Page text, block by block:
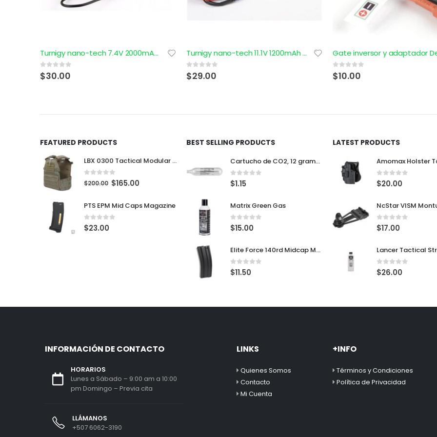
Turnigy nano-tech 11.1V 1200mAh 3S 25-50C Lipo
0out of 5
$29.00
Gate inversor y adaptador Deans a Tamiya
0out of 5
$10.00 0out of 5
$27.99
FEATURED PRODUCTS
LBX 0300 Tactical Modular Plate Carrier
0 out of 5
$200.00 $165.00
PTS EPM Mid Caps Magazine
0out of 5
$23.00
BEST SELLING PRODUCTS
Cartucho de CO2, 12 gramos
0out of 5
$1.15
Matrix Green Gas
0out of 5
$15.00
Elite Force 140rd Midcap Magazine para M4/M16 AEG Rifles
0out of 5
$11.50
LATEST PRODUCTS
0out of 5
$20.00
0out of 5
$17.00
0out of 5
$26.00
INFORMACIÓN DE CONTACTO
HORARIOS
Lunes a Sábado – 9:00 am a 10:00
pm Domingo – Previa cita
LLÁMANOS
+507 6062-3190
LINKS
Quienes Somos
Contacto
Mi Cuenta
+INFO
Términos y Condiciones
Política de Privacidad